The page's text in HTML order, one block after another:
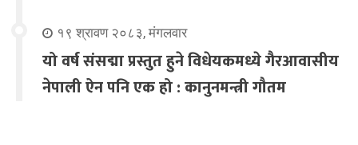
१९ श्रावण २०८३, मंगलवार
यो वर्ष संसद्मा प्रस्तुत हुने विधेयकमध्ये गैरआवासीय
नेपाली ऐन पनि एक हो : कानुनमन्त्री गौतम